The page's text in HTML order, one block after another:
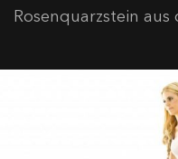
Rosenquarzstein